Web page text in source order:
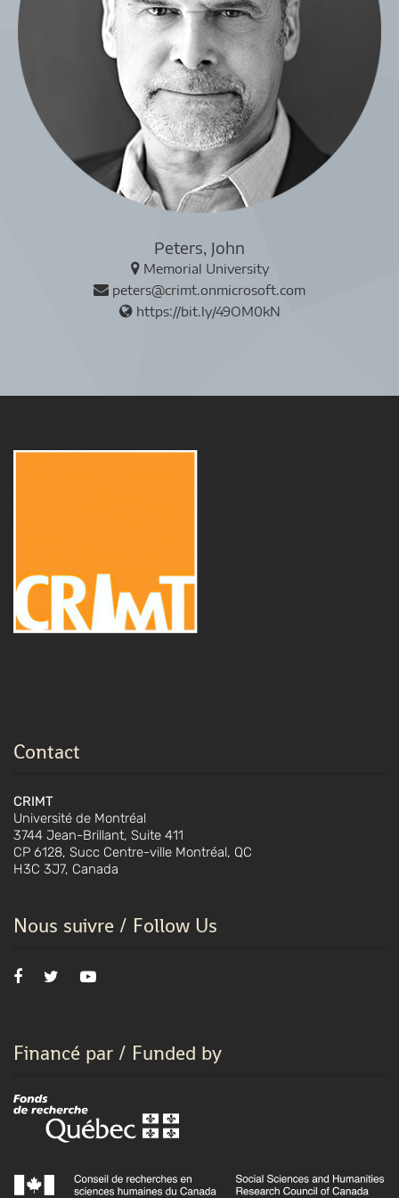
Peters, John
Memorial University
peters@crimt.onmicrosoft.com
https://bit.ly/49OM0kN
Contact
CRIMT
Université de Montréal
3744 Jean-Brillant, Suite 411
CP 6128, Succ Centre-ville Montréal, QC
H3C 3J7, Canada
Nous suivre / Follow Us
Financé par / Funded by